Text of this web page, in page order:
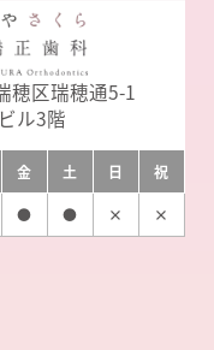
穂区瑞穂通5-1
ル3階
金 土 日 祝
● ● × ×